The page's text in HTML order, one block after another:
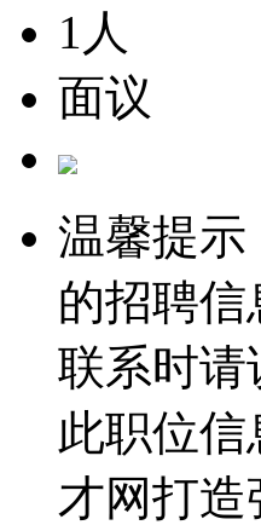
1人
面议
温馨提
的招聘信
联系时请
此职位
才网打